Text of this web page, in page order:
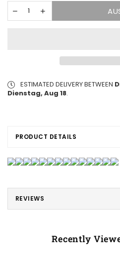
ESTIMATED DELIVERY BETWEEN
Dienstag, Aug 18.
PRODUCT DETAILS
REVIEWS
Recently